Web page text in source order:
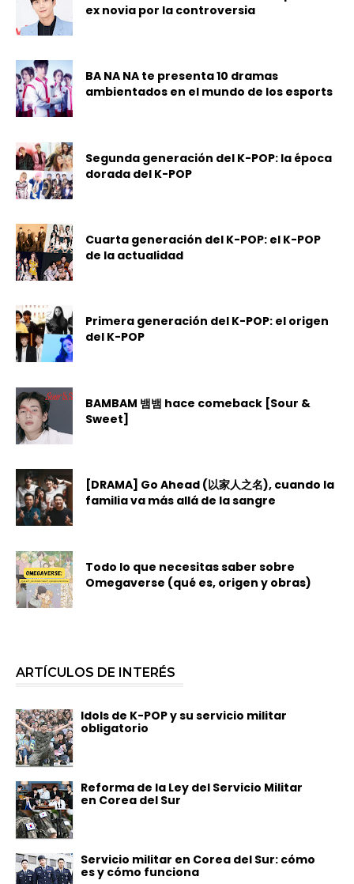
ex novia por la controversia
BA NA NA te presenta 10 dramas
ambientados en el mundo de los esports
Segunda generación del K-POP: la época
dorada del K-POP
Cuarta generación del K-POP: el K-POP
de la actualidad
Primera generación del K-POP: el origen
del K-POP
BAMBAM 뱀뱀 hace comeback [Sour &
Sweet]
[DRAMA] Go Ahead (以家人之名), cuando la
familia va más allá de la sangre
Todo lo que necesitas saber sobre
Omegaverse (qué es, origen y obras)
ARTÍCULOS DE INTERÉS
Idols de K-POP y su servicio militar
obligatorio
Reforma de la Ley del Servicio Militar
en Corea del Sur
Servicio militar en Corea del Sur: cómo
es y cómo funciona